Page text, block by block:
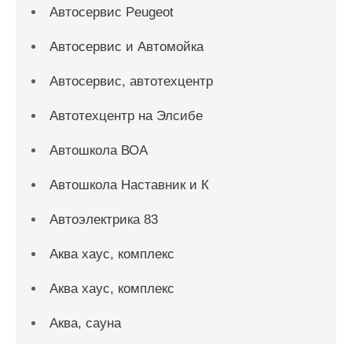
Автосервис Peugeot
Автосервис и Автомойка
Автосервис, автотехцентр
Автотехцентр на Элсибе
Автошкола ВОА
Автошкола Наставник и К
Автоэлектрика 83
Аква хаус, комплекс
Аква хаус, комплекс
Аква, сауна